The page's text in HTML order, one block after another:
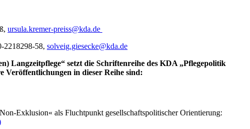
ursula.kremer-preiss@kda.de
2218298-58, solveig.giesecke@kda.de
Langzeitpflege“ setzt die Schriftenreihe des KDA „Pflegepolitik
Veröffentlichungen in dieser Reihe sind:
Exklusion« als Fluchtpunkt gesellschaftspolitischer Orientierung: